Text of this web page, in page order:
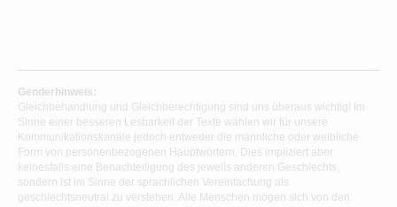
Genderhinweis:
Gleichbehandlung und Gleichberechtigung sind uns überaus wichtig! Im
Sinne einer besseren Lesbarkeit der Texte wählen wir für unsere
Kommunikationskanäle jedoch entweder die männliche oder weibliche
Form von personenbezogenen Hauptwörtern. Dies impliziert aber
keinesfalls eine Benachteiligung des jeweils anderen Geschlechts,
sondern ist im Sinne der sprachlichen Vereinfachung als
geschlechtsneutral zu verstehen. Alle Menschen mögen sich von den